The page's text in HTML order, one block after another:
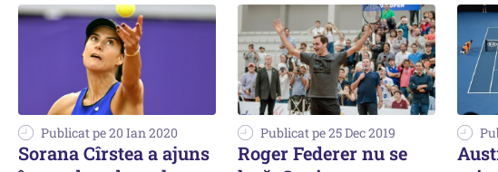
Publicat pe 20 Ian 2020
Sorana Cîrstea a ajuns
Publicat pe 25 Dec 2019
Roger Federer nu se